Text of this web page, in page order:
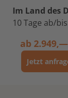
Im Land des
10 Tage ab/
ab
Jetzt